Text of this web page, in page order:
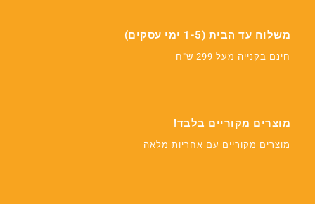
משלוח עד הבית (1-5 ימי עסקים)
חינם בקנייה מעל 299 ש"ח
מוצרים מקוריים בלבד!
מוצרים מקוריים עם אחריות מלאה